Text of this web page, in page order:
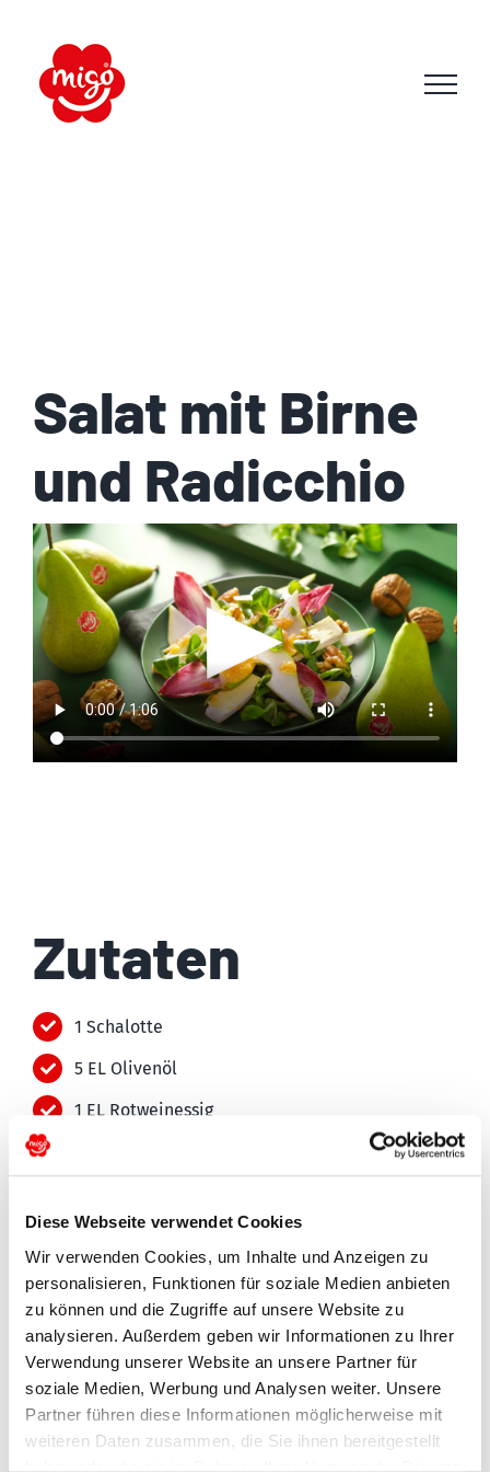
Diese Webseite verwendet Cookies
Wir verwenden Cookies, um Inhalte und Anzeigen zu
personalisieren, Funktionen für soziale Medien anbieten
zu können und die Zugriffe auf unsere Website zu
analysieren. Außerdem geben wir Informationen zu Ihrer
Verwendung unserer Website an unsere Partner für
soziale Medien, Werbung und Analysen weiter. Unsere
Partner führen diese Informationen möglicherweise mit
weiteren Daten zusammen, die Sie ihnen bereitgestellt
content
Salat mit Birne
und Radicchio
Zutaten
1 Schalotte
5 EL Olivenöl
1 EL Rotweinessig
50 g Walnüsse
100 g Brie
Hand voll Basilikumblätter